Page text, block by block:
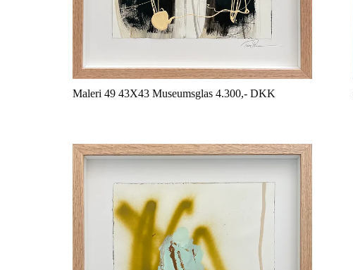
Maleri 49 43X43 Museumsglas 4.300,- DKK